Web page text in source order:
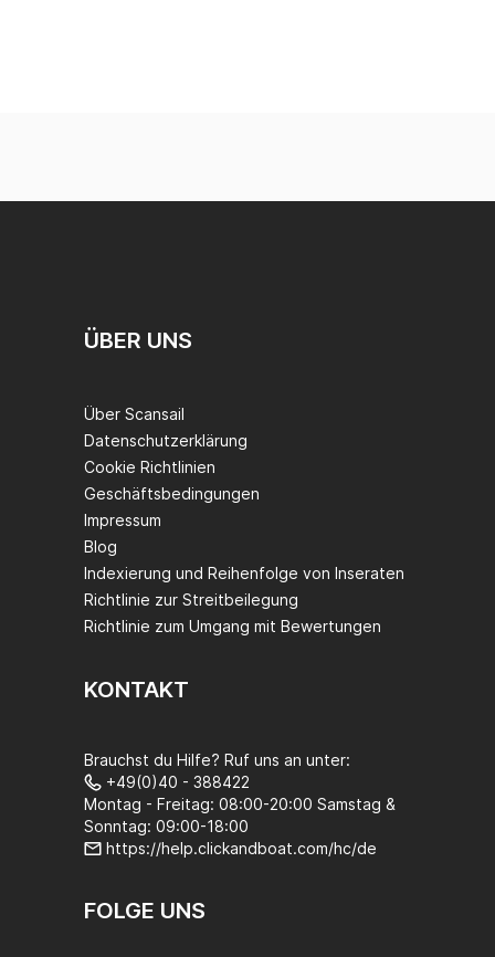
ÜBER UNS
Über Scansail
Datenschutzerklärung
Cookie Richtlinien
Geschäftsbedingungen
Impressum
Blog
Indexierung und Reihenfolge von Inseraten
Richtlinie zur Streitbeilegung
Richtlinie zum Umgang mit Bewertungen
KONTAKT
Brauchst du Hilfe? Ruf uns an unter:
+49(0)40 - 388422
Montag - Freitag: 08:00-20:00 Samstag &
Sonntag: 09:00-18:00
https://help.clickandboat.com/hc/de
FOLGE UNS